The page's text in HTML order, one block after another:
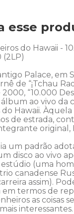
esse
do Hawaii -
(2LP)
Palace, em
de “¡Tchau
“10.000
ao vivo da
Hawaii.
de estrada,
um padrão
disco ao vivo
(uma
canadense
assim).
termos de
as coisas
interessantes.